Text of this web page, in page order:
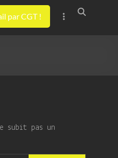
par CGT !
subit pas un